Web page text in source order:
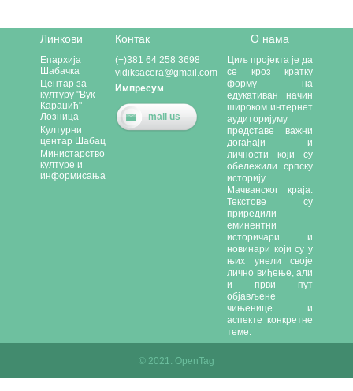
Линкови
Епархија
Шабачка
Центар за
културу "Вук
Караџић"
Лозница
Културни
центар Шабац
Министарство
културе и
информисања
Контак
(+)381 64 258 3698
vidiksacera@gmail.com
Импресум
mail us
О нама
Циљ пројекта је да
се кроз кратку
форму на
едукативан начин
широком интернет
аудиторијуму
представе важни
догађаји и
личности који су
обележили српску
историју
Мачванског краја.
Текстове су
приредили
еминентни
историчари и
новинари који су у
њих унели своје
лично виђење, али
и први пут
објављене
чињенице и
аспекте конкретне
теме.
© 2021. OpenTag